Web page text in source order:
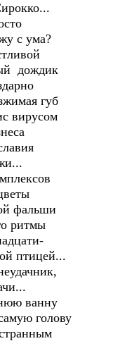
с ума?
дождик
губ
вирусом
фальши
ритмы
птицей...
ванну
голову